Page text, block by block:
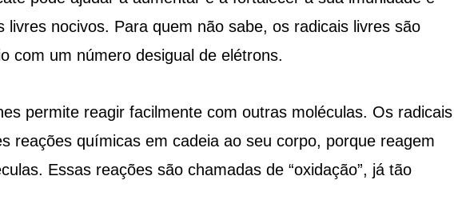
livres nocivos. Para quem não sabe, os radicais livres são
com um número desigual de elétrons.
permite reagir facilmente com outras moléculas. Os radicais
reações químicas em cadeia ao seu corpo, porque reagem
Essas reações são chamadas de “oxidação”, já tão